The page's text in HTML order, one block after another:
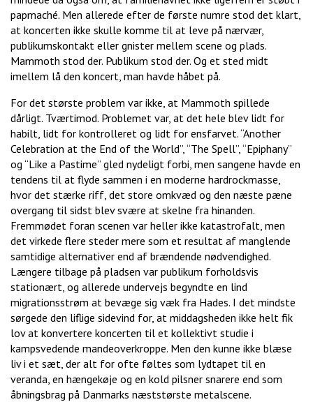
papmaché. Men allerede efter de første numre stod det klart,
at koncerten ikke skulle komme til at leve på nærvær,
publikumskontakt eller gnister mellem scene og plads.
Mammoth stod der. Publikum stod der. Og et sted midt
imellem lå den koncert, man havde håbet på.
For det største problem var ikke, at Mammoth spillede
dårligt. Tværtimod. Problemet var, at det hele blev lidt for
habilt, lidt for kontrolleret og lidt for ensfarvet. “Another
Celebration at the End of the World”, “The Spell”, “Epiphany”
og “Like a Pastime” gled nydeligt forbi, men sangene havde en
tendens til at flyde sammen i en moderne hardrockmasse,
hvor det stærke riff, det store omkvæd og den næste pæne
overgang til sidst blev svære at skelne fra hinanden.
Fremmødet foran scenen var heller ikke katastrofalt, men
det virkede flere steder mere som et resultat af manglende
samtidige alternativer end af brændende nødvendighed.
Længere tilbage på pladsen var publikum forholdsvis
stationært, og allerede undervejs begyndte en lind
migrationsstrøm at bevæge sig væk fra Hades. I det mindste
sørgede den liflige sidevind for, at middagsheden ikke helt fik
lov at konvertere koncerten til et kollektivt studie i
kampsvedende mandeoverkroppe. Men den kunne ikke blæse
liv i et sæt, der alt for ofte føltes som lydtapet til en
veranda, en hængekøje og en kold pilsner snarere end som
åbningsbrag på Danmarks næststørste metalscene.